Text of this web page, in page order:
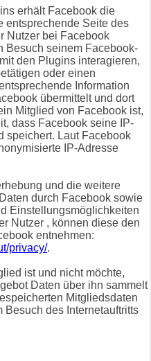
erhält Facebook die
entsprechende Seite des
Nutzer bei Facebook
Besuch seinem Facebook-
den Plugins interagieren,
oder einen
Information
übermittelt und dort
Mitglied von Facebook ist,
dass Facebook seine IP-
speichert. Laut Facebook
IP-Adresse
und die weitere
durch Facebook sowie
Einstellungsmöglichkeiten
Nutzer , können diese den
entnehmen:
privacy/.
ist und nicht möchte,
Daten über ihn sammelt
Mitgliedsdaten
Besuch des Internetauftritts